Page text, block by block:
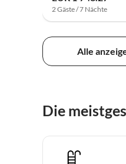
2 Gäste / 7 Nächte
Alle
Die